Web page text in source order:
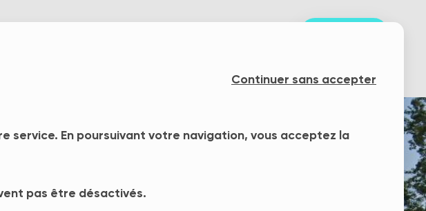
Continuer sans accepter
service. En poursuivant votre navigation, vous acceptez la
pas être désactivés.